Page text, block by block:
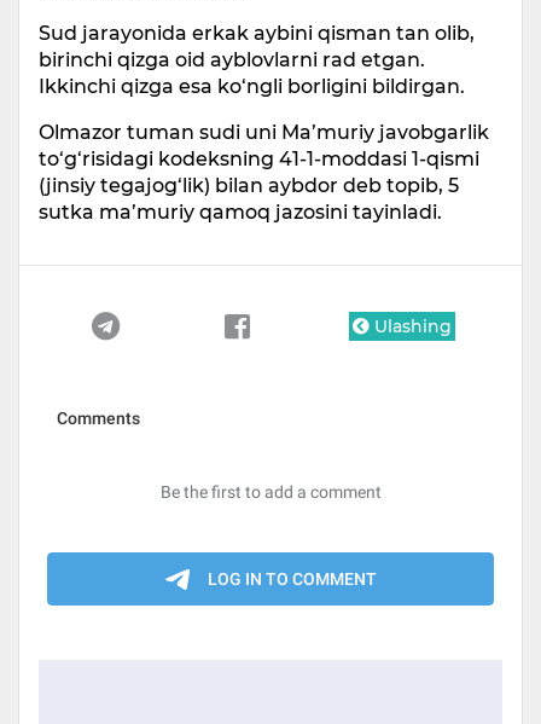
Sud jarayonida erkak aybini qisman tan olib,
birinchi qizga oid ayblovlarni rad etgan.
Ikkinchi qizga esa ko‘ngli borligini bildirgan.
Olmazor tuman sudi uni Ma’muriy javobgarlik
to‘g‘risidagi kodeksning 41-1-moddasi 1-qismi
(jinsiy tegajog‘lik) bilan aybdor deb topib, 5
sutka ma’muriy qamoq jazosini tayinladi.
Ulashing